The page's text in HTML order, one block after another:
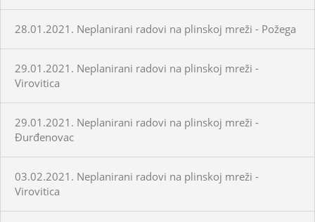
28.01.2021. Neplanirani radovi na plinskoj mreži - Požega
29.01.2021. Neplanirani radovi na plinskoj mreži -
Virovitica
29.01.2021. Neplanirani radovi na plinskoj mreži -
Đurđenovac
03.02.2021. Neplanirani radovi na plinskoj mreži -
Virovitica